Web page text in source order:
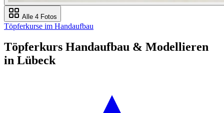
Alle 4 Fotos
Töpferkurse im Handaufbau
Töpferkurs Handaufbau & Modellieren
in Lübeck